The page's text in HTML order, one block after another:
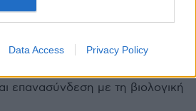
Data Access Privacy Policy
για την
οι αποφάσεις στη χώρα μας
επανασύνδεση με τη βιολογική